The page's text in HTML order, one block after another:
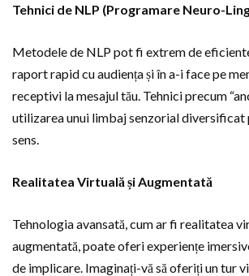
Tehnici de NLP (Programare Neuro-
Metodele de NLP pot fi extrem de
raport rapid cu audiența și în a-i face pe
receptivi la mesajul tău. Tehnici precum
utilizarea unui limbaj senzorial diversificat
sens.
Realitatea Virtuală și Augmentată
Tehnologia avansată, cum ar fi realitatea
augmentată, poate oferi experiențe
de implicare. Imaginați-vă să oferiți un tur